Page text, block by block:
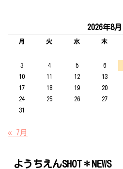
2026年8月
月 火 水 木
3
4 5 6
10
11 12 13
17
18 19 20
24
25 26 27
31
« 7月
ようちえんSHOT＊NEWS